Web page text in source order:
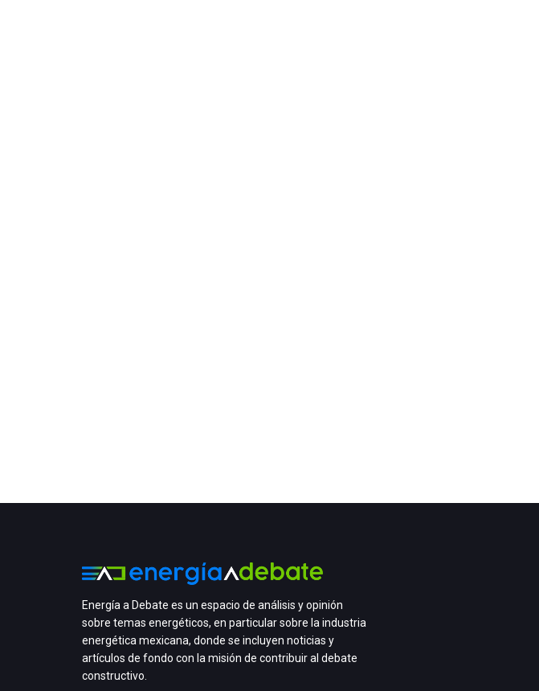
Energía a Debate es un espacio de análisis y opinión
sobre temas energéticos, en particular sobre la industria
energética mexicana, donde se incluyen noticias y
artículos de fondo con la misión de contribuir al debate
constructivo.